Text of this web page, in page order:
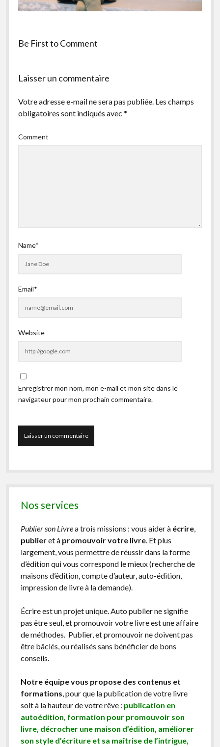
facebookinstagram
youtubeemail-
Be First to Comment
Laisser un commentaire
Votre adresse e-mail ne sera pas publiée. Les champs
obligatoires sont indiqués avec *
Comment
Name*
Email*
Website
Enregistrer mon nom, mon e-mail et mon site dans le
navigateur pour mon prochain commentaire.
Nos services
Publier son Livrea trois missions : vous aider à écrire,
publieret à promouvoir votre livre. Et plus
largement, vous permettre de réussir dans la forme
d’édition qui vous correspond le mieux (recherche de
maisons d’édition, compte d’auteur, auto-édition,
impression de livre à la demande).
Écrire est un projet unique. Auto publier ne signifie
pas être seul, et promouvoir votre livre est une affaire
de méthodes. Publier, et promouvoir ne doivent pas
être bâclés, ou réalisés sans bénéficier de bons
conseils.
Notre équipe vous propose des contenus et
formations, pour que la publication de votre livre
soit à la hauteur de votre rêve : publication en
autoédition, formation pour promouvoir son
livre, décrocher une maison d’édition, améliorer
son style d’écriture et sa maîtrise de l’intrigue,